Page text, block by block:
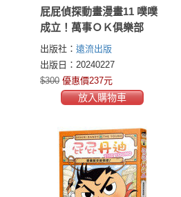
屁屁偵探動畫漫畫11 噗噗
成立！萬事ＯＫ俱樂部
出版社： 遠流出版
出版日：20240227
$300 優惠價237元
放入購物車